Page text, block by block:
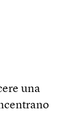
una